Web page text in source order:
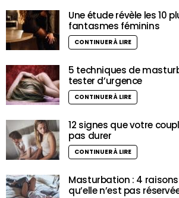
Une étude révèle les 10
fantasmes féminins
CONTINUER À LIRE
5 techniques de
tester d’urgence
CONTINUER À LIRE
12 signes que votre
pas durer
CONTINUER À LIRE
Masturbation : 4
qu’elle n’est pas